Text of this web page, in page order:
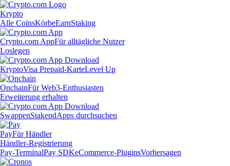
Krypto
Alle CoinsKörbeEarnStaking
Crypto.com AppFür alltägliche Nutzer
Loslegen
KryptoVisa Prepaid-KarteLevel Up
OnchainFür Web3-Enthusiasten
Erweiterung erhalten
SwappenStakendApps durchsuchen
PayFür Händler
Händler-Registrierung
Pay-TerminalPay SDKeCommerce-PluginsVorhersagen